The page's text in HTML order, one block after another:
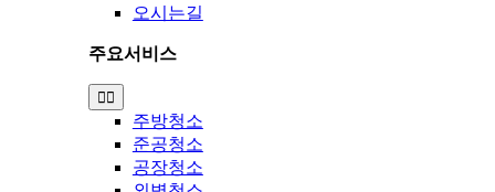
오시는길
주요서비스
Toggle
Navigation
주방청소
준공청소
공장청소